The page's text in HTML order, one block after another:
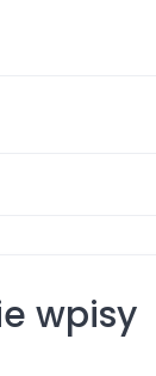
wpisy